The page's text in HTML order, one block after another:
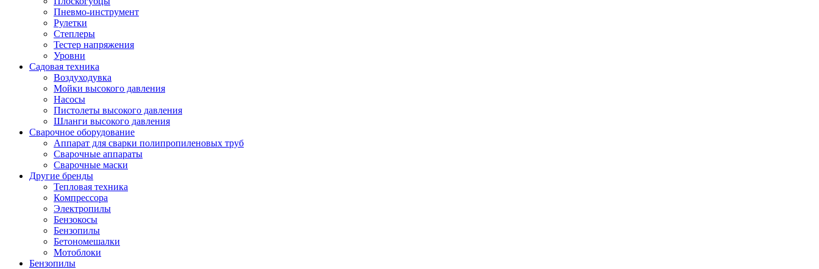
Пневмо-инструмент
Рулетки
Степлеры
Тестер напряжения
Уровни
Садовая техника
Воздуходувка
Мойки высокого давления
Насосы
Пистолеты высокого давления
Шланги высокого давления
Сварочное оборудование
Аппарат для сварки полипропиленовых труб
Сварочные аппараты
Сварочные маски
Другие бренды
Тепловая техника
Компрессора
Электропилы
Бензокосы
Бензопилы
Бетономешалки
Мотоблоки
Бензопилы